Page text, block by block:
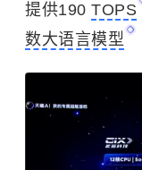
提供190 TOPS
数大语言模型